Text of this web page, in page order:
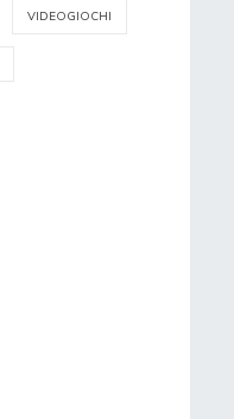
VIDEOGIOCHI